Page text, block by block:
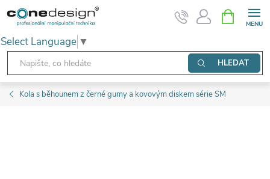
Přejít
obsah
Select Language ▼
HLEDAT
NÁKUPNÍ
KOŠÍK
Kola s běhounem z černé gumy a kovovým diskem série SM